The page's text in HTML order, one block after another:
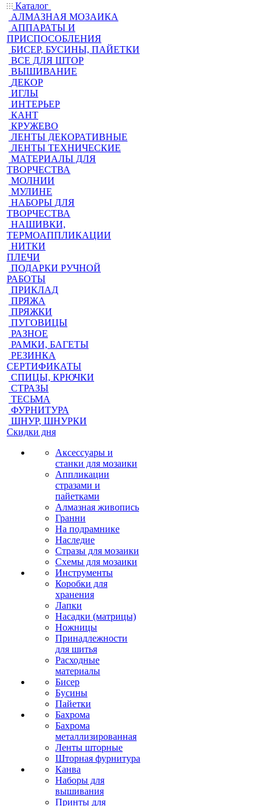
Каталог
АЛМАЗНАЯ МОЗАИКА
АППАРАТЫ И
ПРИСПОСОБЛЕНИЯ
БИСЕР, БУСИНЫ, ПАЙЕТКИ
ВСЕ ДЛЯ ШТОР
ВЫШИВАНИЕ
ДЕКОР
ИГЛЫ
ИНТЕРЬЕР
КАНТ
КРУЖЕВО
ЛЕНТЫ ДЕКОРАТИВНЫЕ
ЛЕНТЫ ТЕХНИЧЕСКИЕ
МАТЕРИАЛЫ ДЛЯ
ТВОРЧЕСТВА
МОЛНИИ
МУЛИНЕ
НАБОРЫ ДЛЯ
ТВОРЧЕСТВА
НАШИВКИ,
ТЕРМОАППЛИКАЦИИ
НИТКИ
ПЛЕЧИ
ПОДАРКИ РУЧНОЙ
РАБОТЫ
ПРИКЛАД
ПРЯЖА
ПРЯЖКИ
ПУГОВИЦЫ
РАЗНОЕ
РАМКИ, БАГЕТЫ
РЕЗИНКА
СЕРТИФИКАТЫ
СПИЦЫ, КРЮЧКИ
СТРАЗЫ
ТЕСЬМА
ФУРНИТУРА
ШНУР, ШНУРКИ
Скидки дня
Аксессуары и
станки для мозаики
Аппликации
стразами и
пайетками
Алмазная живопись
Гранни
На подрамнике
Наследие
Стразы для мозаики
Схемы для мозаики
Инструменты
Коробки для
хранения
Лапки
Насадки (матрицы)
Ножницы
Принадлежности
для шитья
Расходные
материалы
Бисер
Бусины
Пайетки
Бахрома
Бахрома
металлизированная
Ленты шторные
Шторная фурнитура
Канва
Наборы для
вышивания
Принты для